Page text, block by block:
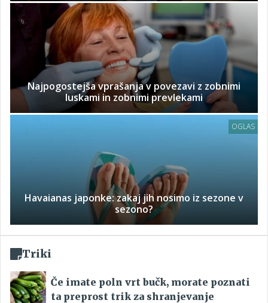
Najpogostejša vprašanja v povezavi z zobnimi
luskami in zobnimi prevlekami
OGLAS
Havaianas japonke: zakaj jih nosimo iz sezone v
sezono?
Triki
Če imate poln vrt bučk, morate poznati
ta preprost trik za shranjevanje